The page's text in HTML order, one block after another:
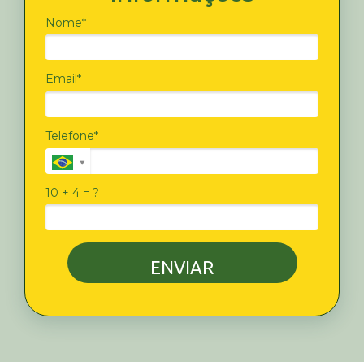
Nome*
Email*
Telefone*
10 + 4 = ?
ENVIAR